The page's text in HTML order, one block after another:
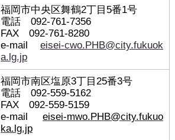
福岡市中央区舞鶴2丁目5番1号
電話 092-761-7356
FAX 092-761-8280
e-mail eisei-cwo.PHB@city.fukuok
a.lg.jp
福岡市南区塩原3丁目25番3号
電話 092-559-5162
FAX 092-559-5159
e-mail eisei-mwo.PHB@city.fukuo
ka.lg.jp